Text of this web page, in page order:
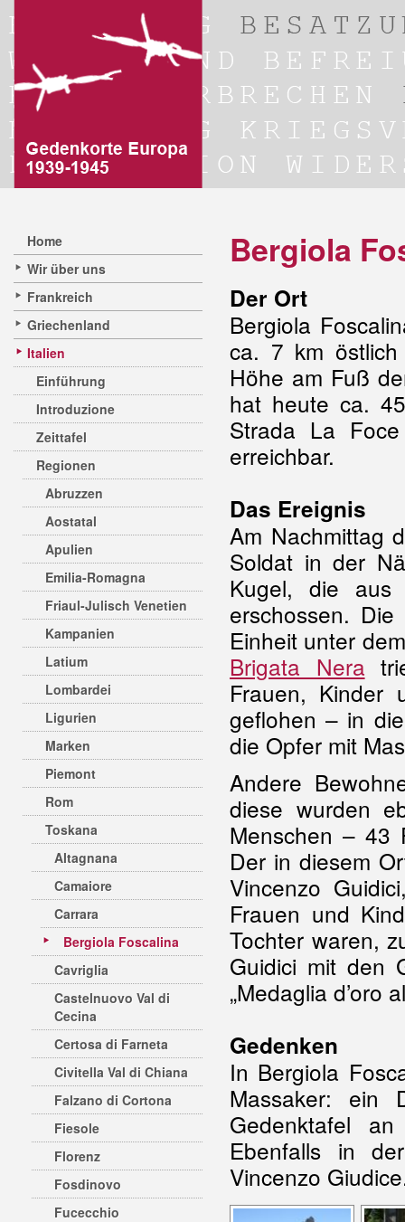
Home
Wir über uns
Frankreich
Griechenland
Italien
Einführung
Introduzione
Zeittafel
Regionen
Abruzzen
Aostatal
Apulien
Emilia-Romagna
Friaul-Julisch Venetien
Kampanien
Latium
Lombardei
Ligurien
Marken
Piemont
Rom
Toskana
Altagnana
Camaiore
Carrara
Bergiola Foscalina
Cavriglia
Castelnuovo Val di
Cecina
Certosa di Farneta
Civitella Val di Chiana
Falzano di Cortona
Fiesole
Florenz
Fosdinovo
Fucecchio
Bergiola
Der Ort
Bergiola
ca. 7 km
Höhe am Fuß
hat heute ca.
Strada La
erreichbar.
Das Ereignis
Am Nachmittag
Soldat in der
Kugel, die aus
erschossen.
Einheit unter
Brigata Nera
Frauen,
geflohen – in
die Opfer mit
Andere
diese wurden
Menschen – 43
Der in diesem
Vincenzo
Frauen und
Tochter waren,
Guidici mit den
„Medaglia d’oro
Gedenken
In Bergiola
Massaker: ein
Gedenktafel
Ebenfalls in
Vincenzo